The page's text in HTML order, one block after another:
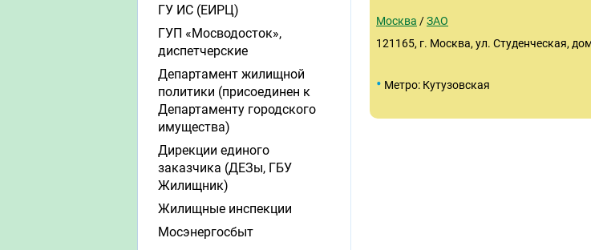
Москва /ЗАО
121165, г. Москва, ул. Студенческая,
• Метро: Кутузовская
ГУ ИС (ЕИРЦ)
ГУП «Мосводосток»,
диспетчерские
Департамент жилищной
политики (присоединен к
Департаменту городского
имущества)
Дирекции единого
заказчика (ДЕЗы, ГБУ
Жилищник)
Жилищные инспекции
Мосэнергосбыт